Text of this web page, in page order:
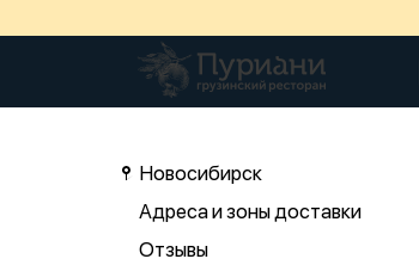
Новосибирск
Адреса и зоны доставки
Отзывы